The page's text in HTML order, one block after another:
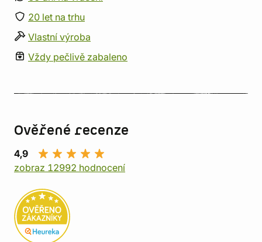
20 let na trhu
Vlastní výroba
Vždy pečlivě zabaleno
Ověřené recenze
4,9
zobraz 12992 hodnocení